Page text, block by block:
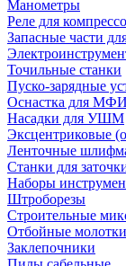
Манометры
Реле для
Запасные части
Точильные станки
Пуско-зарядные
Оснастка для МФИ
Насадки для УШМ
Эксцентриковые
Ленточные
Станки для
Наборы
Штроборезы
Строительные
Отбойные молотки
Заклепочники